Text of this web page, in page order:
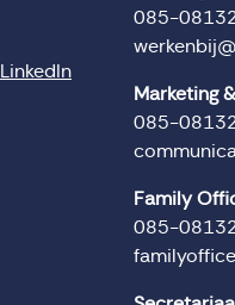
LinkedIn
085-
Marketing
085-
Family
085-